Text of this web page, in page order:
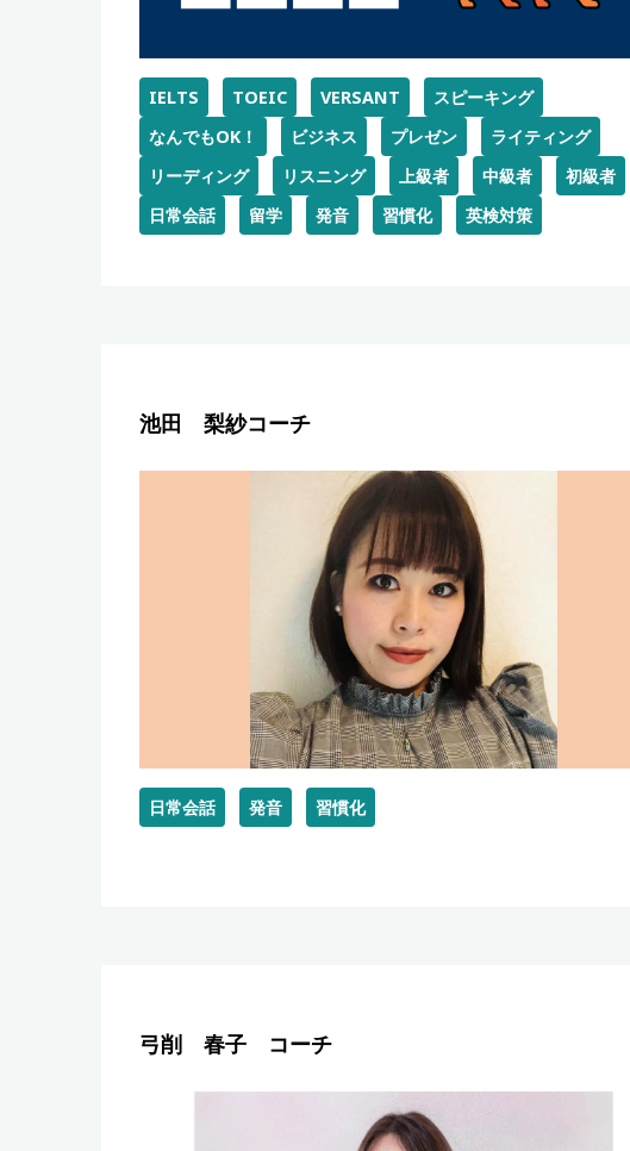
IELTS TOEIC VERSANT
スピーキング
なんでもOK！
ビジネス プレゼン
ライティング
リーディング
リスニング 上級者 中級者
初級者
日常会話
留学 発音 習慣化 英検対策
池田 梨紗コーチ
日常会話 発音 習慣化
弓削 春子 コーチ